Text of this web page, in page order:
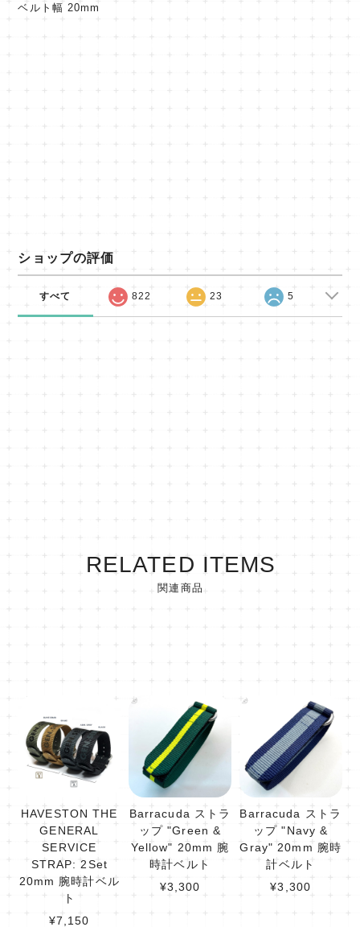
ベルト幅 20mm
ショップの評価
すべて 822 23 5
RELATED ITEMS
関連商品
HAVESTON THE
GENERAL
SERVICE
STRAP: 2Set
20mm 腕時計ベル
ト
¥7,150
Barracuda ストラ
ップ "Green &
Yellow" 20mm 腕
時計ベルト
¥3,300
Barracuda ストラ
ップ "Navy &
Gray" 20mm 腕時
計ベルト
¥3,300